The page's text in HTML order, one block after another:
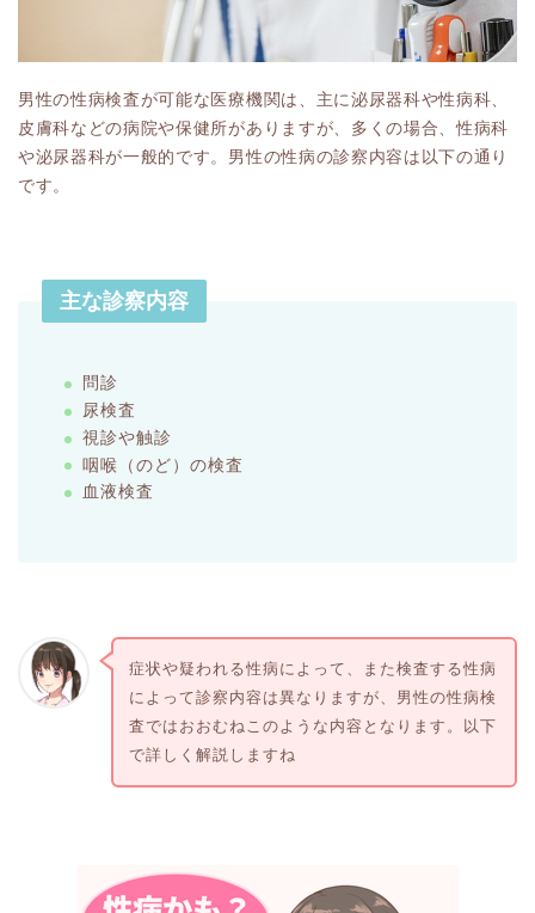
男性の性病検査が可能な医療機関は、主に泌尿器科や性病科、
皮膚科などの病院や保健所がありますが、多くの場合、性病科
や泌尿器科が一般的です。男性の性病の診察内容は以下の通り
です。
主な診察内容
問診
尿検査
視診や触診
咽喉（のど）の検査
血液検査
症状や疑われる性病によって、また検査する性病
によって診察内容は異なりますが、男性の性病検
査ではおおむねこのような内容となります。以下
で詳しく解説しますね